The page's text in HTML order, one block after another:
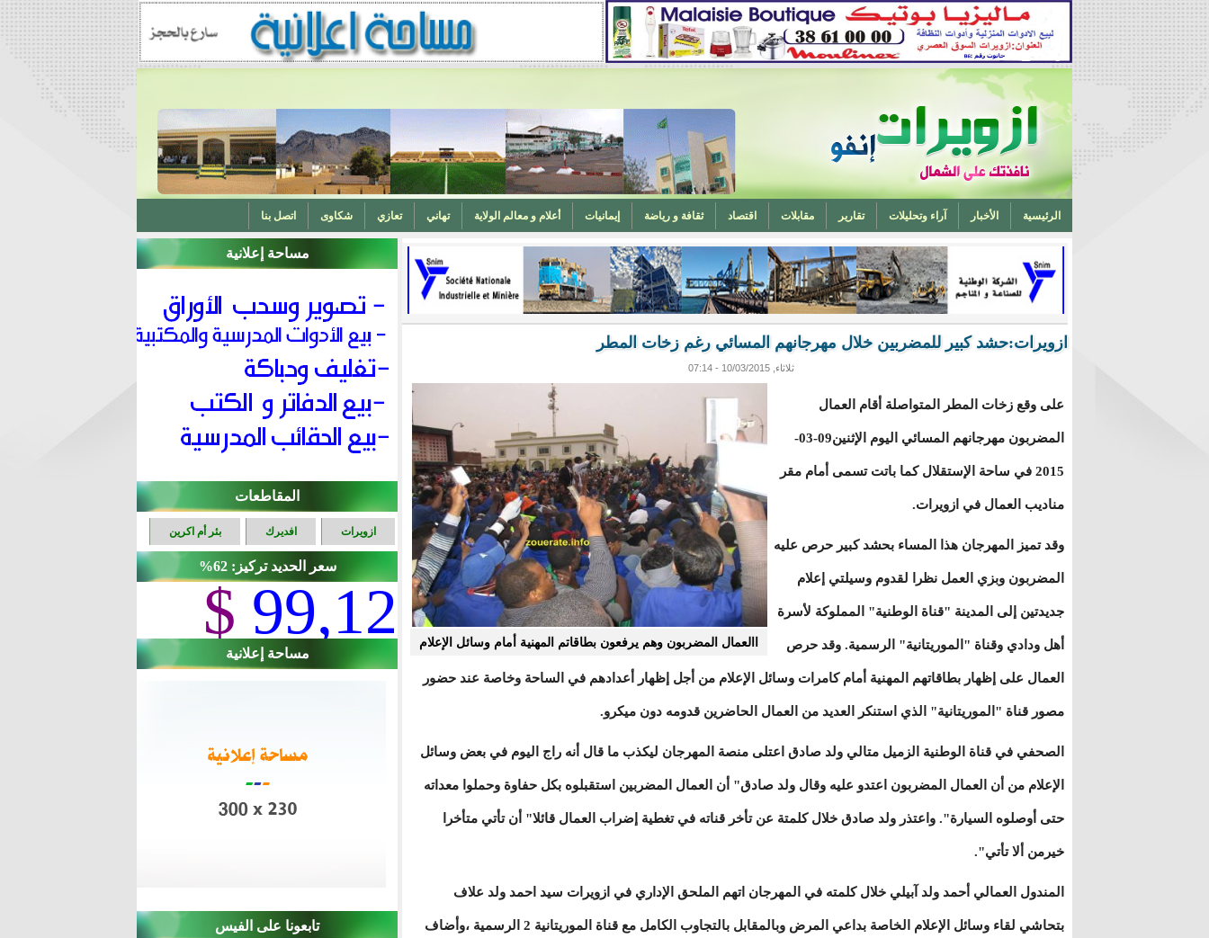
الرئيسية الأخبار آراء وتحليلات تقارير مقابلات اقتصاد ثقافة و رياضة إيمانيات أعلام و معالم الولاية تهاني تعازي شكاوى اتصل بنا
تخرج أحد ابناء ازويرات مهندسا في الهندسة الميكانيكية من المغرب (تهنئة) ه وزارة الشؤون الإسلامية تدعو لتوحيد خطبة الجمعة حول الحرابة مساحة إعلانية
المقاطعات
ازويرات افديرك بئر أم اكرين
سعر الحديد تركيز: 62%
99,12
$
مساحة إعلانية
تابعونا على الفيس
ازويرات:حشد كبير للمضربين خلال مهرجانهم المسائي رغم زخات المطر
ثلاثاء, 10/03/2015 - 07:14
االعمال المضربون وهم يرفعون بطاقاتم المهنية أمام وسائل الإعلام
على وقع زخات المطر المتواصلة أقام العمال
المضربون مهرجانهم المسائي اليوم الإثنين09-03-
2015 في ساحة الإستقلال كما باتت تسمى أمام مقر
مناديب العمال في ازويرات.
وقد تميز المهرجان هذا المساء بحشد كبير حرص عليه
المضربون وبزي العمل نظرا لقدوم وسيلتي إعلام
جديدتين إلى المدينة "قناة الوطنية" المملوكة لأسرة
أهل ودادي وقناة "الموريتانية" الرسمية. وقد حرص
العمال على إظهار بطاقاتهم المهنية أمام كامرات وسائل الإعلام من أجل إظهار أعدادهم في الساحة وخاصة عند حضور
مصور قناة "الموريتانية" الذي استنكر العديد من العمال الحاضرين قدومه دون ميكرو.
الصحفي في قناة الوطنية الزميل متالي ولد صادق اعتلى منصة المهرجان ليكذب ما قال أنه راج اليوم في بعض وسائل
الإعلام من أن العمال المضربون اعتدو عليه وقال ولد صادق" أن العمال المضربين استقبلوه بكل حفاوة وحملوا معداته
حتى أوصلوه السيارة". واعتذر ولد صادق خلال كلمتة عن تأخر قناته في تغطية إضراب العمال قائلا" أن تأتي متأخرا
خيرمن ألا تأتي".
المندول العمالي أحمد ولد آبيلي خلال كلمته في المهرجان اتهم الملحق الإداري في ازويرات سيد احمد ولد علاف
بتحاشي لقاء وسائل الإعلام الخاصة بداعي المرض وبالمقابل بالتجاوب الكامل مع قناة الموريتانية 2 الرسمية ،وأضاف